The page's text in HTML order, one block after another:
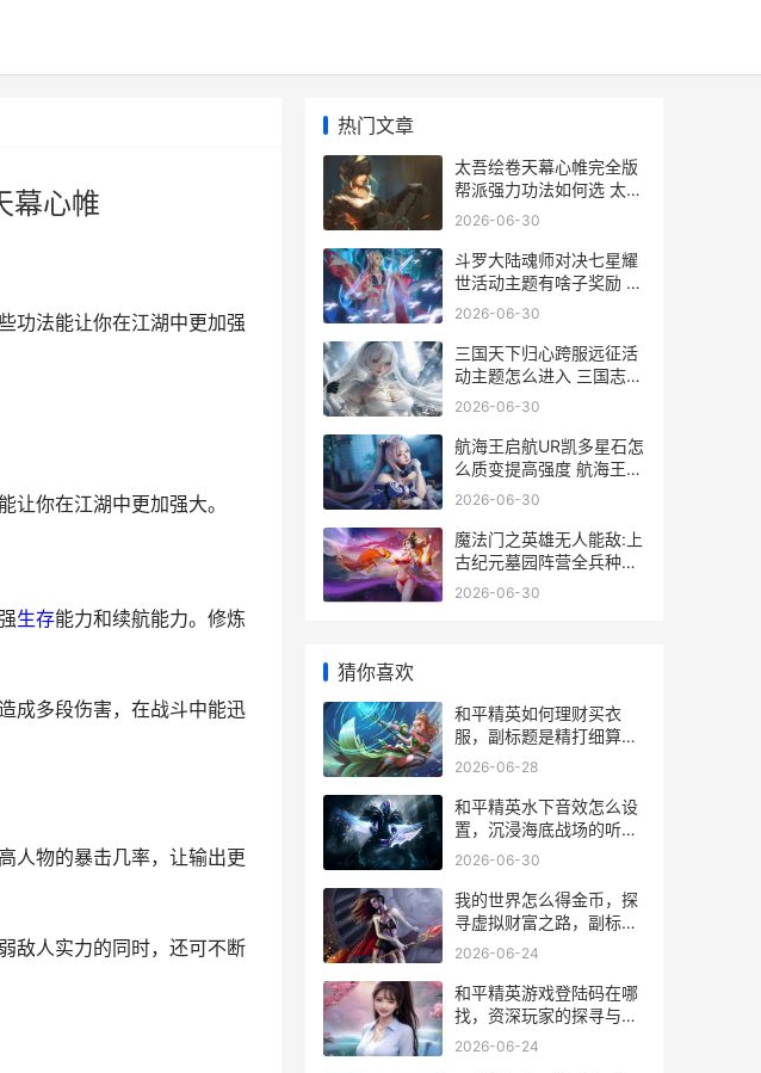
幕心帷
功法能让你在江湖中更加强
你在江湖中更加强大。
生存能力和续航能力。修炼
成多段伤害，在战斗中能迅
人物的暴击几率，让输出更
敌人实力的同时，还可不断
热门文章
太吾绘卷天幕心帷完全版
帮派强力功法如何选 太吾
绘卷天幕心帷
2026-06-30
斗罗大陆魂师对决七星耀
世活动主题有啥子奖励 斗
罗大陆魂师对决37官网下
2026-06-30
三国天下归心跨服远征活
动主题怎么进入 三国志天
下归心
2026-06-30
航海王启航UR凯多星石怎
么质变提高强度 航海王启
航优先培养的九个人
2026-06-30
魔法门之英雄无人能敌:上
古纪元墓园阵营全兵种有
哪些特征 魔法门之英雄无
2026-06-30
猜你喜欢
和平精英如何理财买衣
服，副标题是精打细算的
战场时尚经
2026-06-28
和平精英水下音效怎么设
置，沉浸海底战场的听觉
密码
2026-06-30
我的世界怎么得金币，探
寻虚拟财富之路，副标
题，资深玩家经济系统全
2026-06-24
和平精英游戏登陆码在哪
找，资深玩家的探寻与警
示
2026-06-24